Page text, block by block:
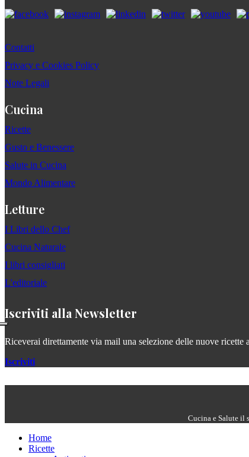
Contatti
Privacy e Cookies Policy
Note Legali
Cucina
Ricette
Gusto e Benessere
Salute in Cucina
Mondo Alimentare
Letture
I Libri dello Chef
Cucina Naturale
I libri consigliati
L'editoriale
Iscriviti alla Newsletter
Riceverai direttamente via mail una selezione delle nuove ricette
Iscriviti
Cucina e Salute il
Home
Ricette